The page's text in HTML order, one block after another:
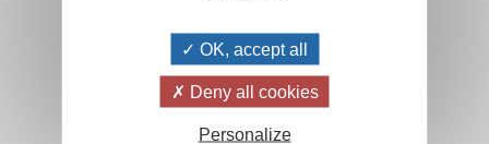
Aggiungi al carrello
OK, accept all
Deny all cookies
Personalize